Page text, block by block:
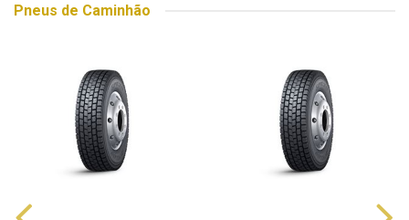
Pneus de Caminhão